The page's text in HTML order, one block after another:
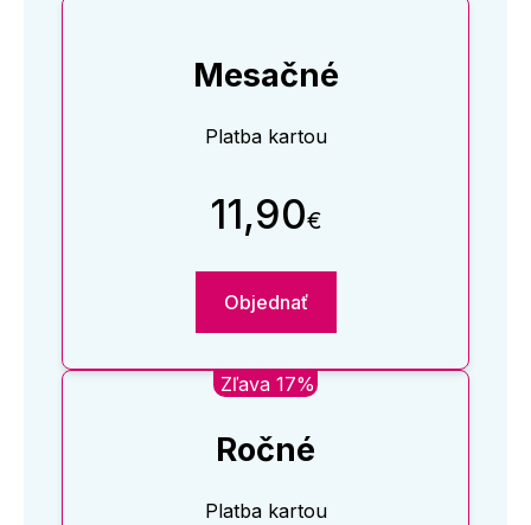
Mesačné
Platba kartou
11,90€
Objednať
Zľava 17%
Ročné
Platba kartou